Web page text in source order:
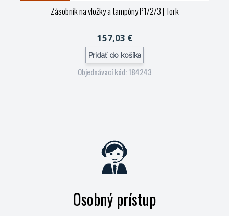
Zásobník na vložky a tampóny P1/2/3| Tork
157,03 €
Pridať do košíka
Objednávací kód: 184243
Osobný prístup